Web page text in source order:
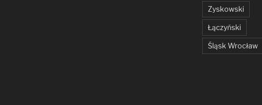
Zyskowski
Łączyński
Śląsk Wrocław